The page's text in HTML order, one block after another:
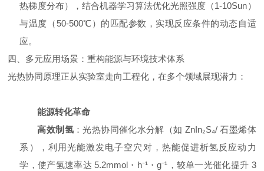
热梯度分布），结合机器学习算法优化光照强度（1-10Sun）
与温度（50-500℃）的匹配参数，实现反应条件的动态自适
应。
四、多元应用场景：重构能源与环境技术体系
光热协同原理正从实验室走向工程化，在多个领域展现潜力：
能源转化革命
高效制氢：光热协同催化水分解（如 ZnIn₂S₄/ 石墨烯体
系），利用光能激发电子空穴对，热能促进析氢反应动力
学，使产氢速率达 5.2mmol・h⁻¹・g⁻¹，较单一光催化提升 3